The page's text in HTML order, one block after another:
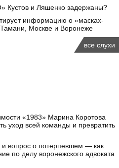
Кустов и Ляшенко задержаны?
информацию о «масках-
Москве и Воронеже
все слухи
«1983» Марина Коротова
уход всей команды и превратить
вопрос о потерпевшем — как
по делу воронежского адвоката